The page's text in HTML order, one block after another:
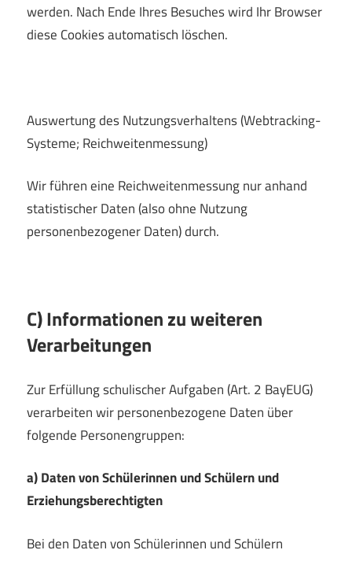
werden. Nach Ende Ihres Besuches wird Ihr Browser
diese Cookies automatisch löschen.
Auswertung des Nutzungsverhaltens (Webtracking-
Systeme; Reichweitenmessung)
Wir führen eine Reichweitenmessung nur anhand
statistischer Daten (also ohne Nutzung
personenbezogener Daten) durch.
C) Informationen zu weiteren
Verarbeitungen
Zur Erfüllung schulischer Aufgaben (Art. 2 BayEUG)
verarbeiten wir personenbezogene Daten über
folgende Personengruppen:
a) Daten von Schülerinnen und Schülern und
Erziehungsberechtigten
Bei den Daten von Schülerinnen und Schülern